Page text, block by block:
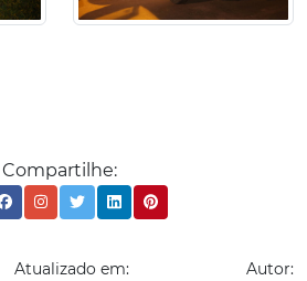
Compartilhe:
Atualizado em: Autor: